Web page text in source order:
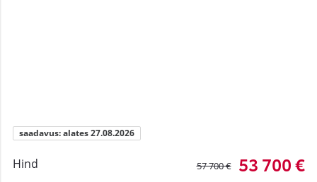
saadavus: alates 27.08.2026
Hind 57 700 € 53 700 €